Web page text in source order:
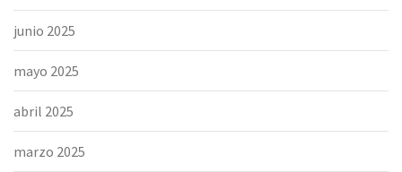
junio 2025
mayo 2025
abril 2025
marzo 2025